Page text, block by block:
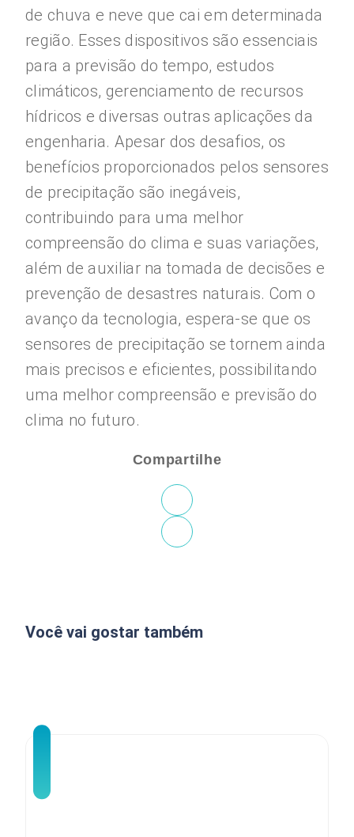
de chuva e neve que cai em determinada
região. Esses dispositivos são essenciais
para a previsão do tempo, estudos
climáticos, gerenciamento de recursos
hídricos e diversas outras aplicações da
engenharia. Apesar dos desafios, os
benefícios proporcionados pelos sensores
de precipitação são inegáveis,
contribuindo para uma melhor
compreensão do clima e suas variações,
além de auxiliar na tomada de decisões e
prevenção de desastres naturais. Com o
avanço da tecnologia, espera-se que os
sensores de precipitação se tornem ainda
mais precisos e eficientes, possibilitando
uma melhor compreensão e previsão do
clima no futuro.
Compartilhe
Você vai gostar também